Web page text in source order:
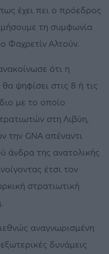
έχει πει ο πρόεδρος
τη συμφωνία
Φαχρετίν Αλτούν.
ότι η
ψηφίσει στις 8 ή τις
με το οποίο
στη Λιβύη,
την GNA απέναντι
άνδρα της ανατολικής
έτσι τον
στρατιωτική
αναγνωρισμένη
δυνάμεις